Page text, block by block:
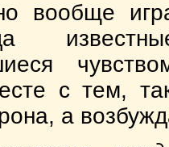
вообще
с тем,
а